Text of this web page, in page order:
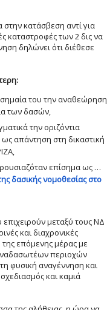
στην κατάσβεση αντί για
καταστροφές των 2 δις να
δηλώνει ότι διέθεσε
του την αναθεώρηση
των δασών,
την οριζόντια
απάντηση στη δικαστική
επίσημα ως …
δασικής νομοθεσίας στο
μεταξύ τους ΝΔ
και διαχρονικές
της επόμενης μέρας με
περιοχών
φυσική αναγέννηση και
και καμιά